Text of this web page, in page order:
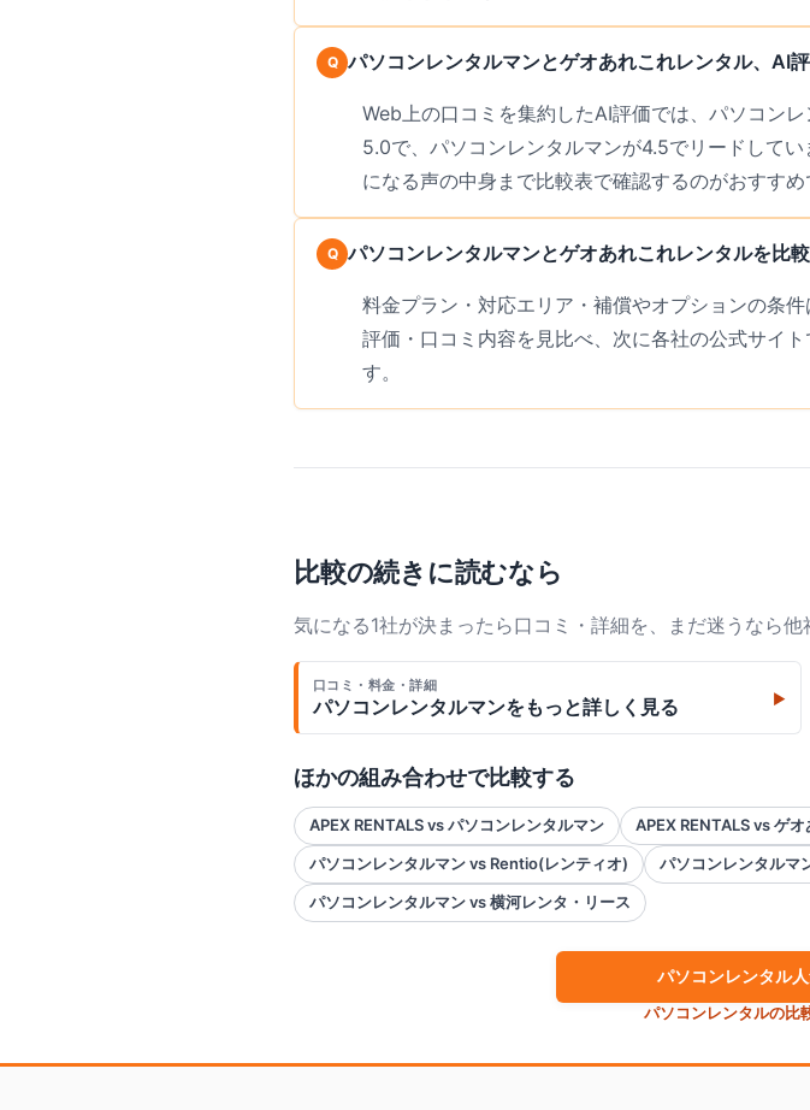
パソコンレンタルマンとゲオあれこれレンタル、AI
Web上の口コミを集約したAI評価では、パソコン
5.0で、パソコンレンタルマンが4.5でリードして
になる声の中身まで比較表で確認するのがおすすめ
パソコンレンタルマンとゲオあれこれレンタルを比
料金プラン・対応エリア・補償やオプションの条
評価・口コミ内容を見比べ、次に各社の公式サイ
す。
比較の続きに読むなら
気になる1社が決まったら口コミ・詳細を、まだ迷うなら
口コミ・料金・詳細
パソコンレンタルマンをもっと詳しく見る ▶
ほかの組み合わせで比較する
APEX RENTALS vs パソコンレンタルマン APEX RENTALS vs ゲ
パソコンレンタルマン vs Rentio(レンティオ)
パソコンレンタルマ
パソコンレンタルマン vs 横河レンタ・リース
パソコンレンタル
パソコンレンタルの比